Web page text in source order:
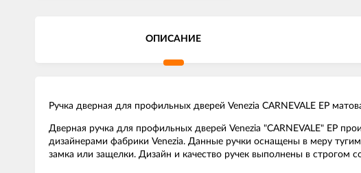
ОПИСАНИЕ
Ручка дверная для профильных дверей Venezia CARNEVALE EP
Дверная ручка для профильных дверей Venezia "CARNEVALE" EP
дизайнерами фабрики Venezia. Данные ручки оснащены в меру
замка или защелки. Дизайн и качество ручек выполнены в строгом